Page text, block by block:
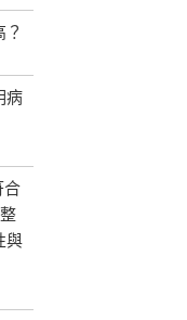
病
合
與